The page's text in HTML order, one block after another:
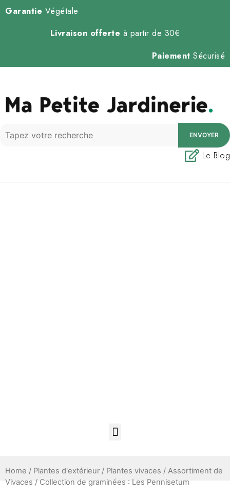
Garantie Végétale
Livraison offerte à partir de 30€
Paiement Sécurisé
ENVOYER
Le Blog
Home / Plantes d'extérieur / Plantes vivaces / Assortiment de
Vivaces / Collection de graminées : Les Pennisetum